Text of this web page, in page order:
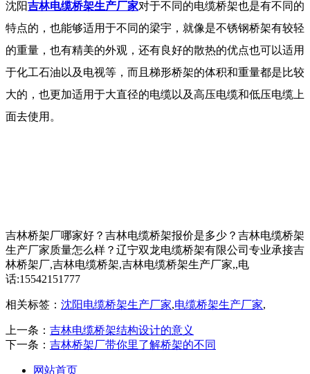
沈阳吉林电缆桥架生产厂家对于不同的电缆桥架也是有不同的
特点的，也能够适用于不同的梁宇，就像是不锈钢桥架有较轻
的重量，也有精美的外观，还有良好的散热的优点也可以适用
于化工石油以及电视等，而且梯形桥架的体积和重量都是比较
大的，也更加适用于大直径的电缆以及高压电缆和低压电缆上
面去使用。
吉林桥架厂哪家好？吉林电缆桥架报价是多少？吉林电缆桥架
生产厂家质量怎么样？辽宁双龙电缆桥架有限公司专业承接吉
林桥架厂,吉林电缆桥架,吉林电缆桥架生产厂家,,电
话:15542151777
相关标签： 沈阳电缆桥架生产厂家,电缆桥架生产厂家,
上一条： 吉林电缆桥架结构设计的意义
下一条： 吉林桥架厂带你里了解桥架的不同
网站首页